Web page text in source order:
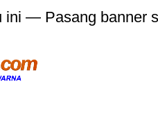
ini — Pasang banner